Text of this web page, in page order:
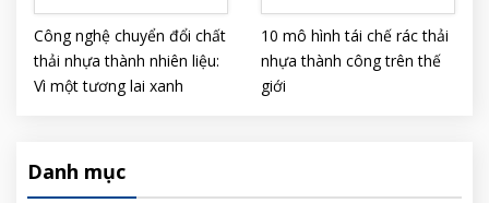
Công nghệ chuyển đổi chất
thải nhựa thành nhiên liệu:
Vì một tương lai xanh
10 mô hình tái chế rác thải
nhựa thành công trên thế
giới
Danh mục